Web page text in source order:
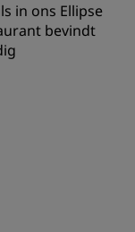
in ons Ellipse
bevindt